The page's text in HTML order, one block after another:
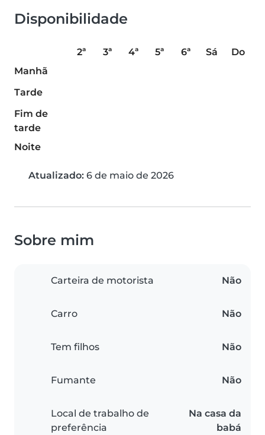
Disponibilidade
2ª 3ª 4ª 5ª 6ª Sá
Do
Manhã
Tarde
Fim de
tarde
Noite
Atualizado: 6 de maio de 2026
Sobre mim
Carteira de motorista Não
Carro Não
Tem filhos Não
Fumante Não
Local de trabalho de
preferência
Na casa da
babá